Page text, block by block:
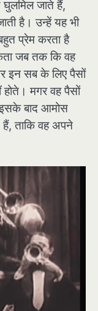
जाते हैं,
है। उन्हें यह भी
प्रेम करता है
जब तक कि वह
इन सब के लिए पैसों
मगर वह पैसों
बाद आमोस
ताकि वह अपने